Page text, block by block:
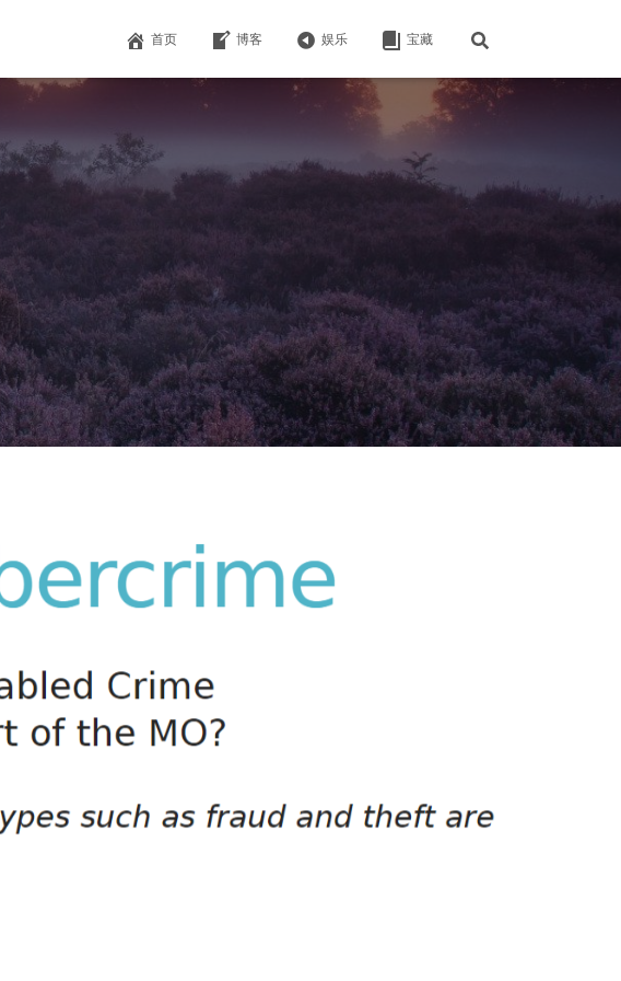
首页 博客 娱乐 宝藏